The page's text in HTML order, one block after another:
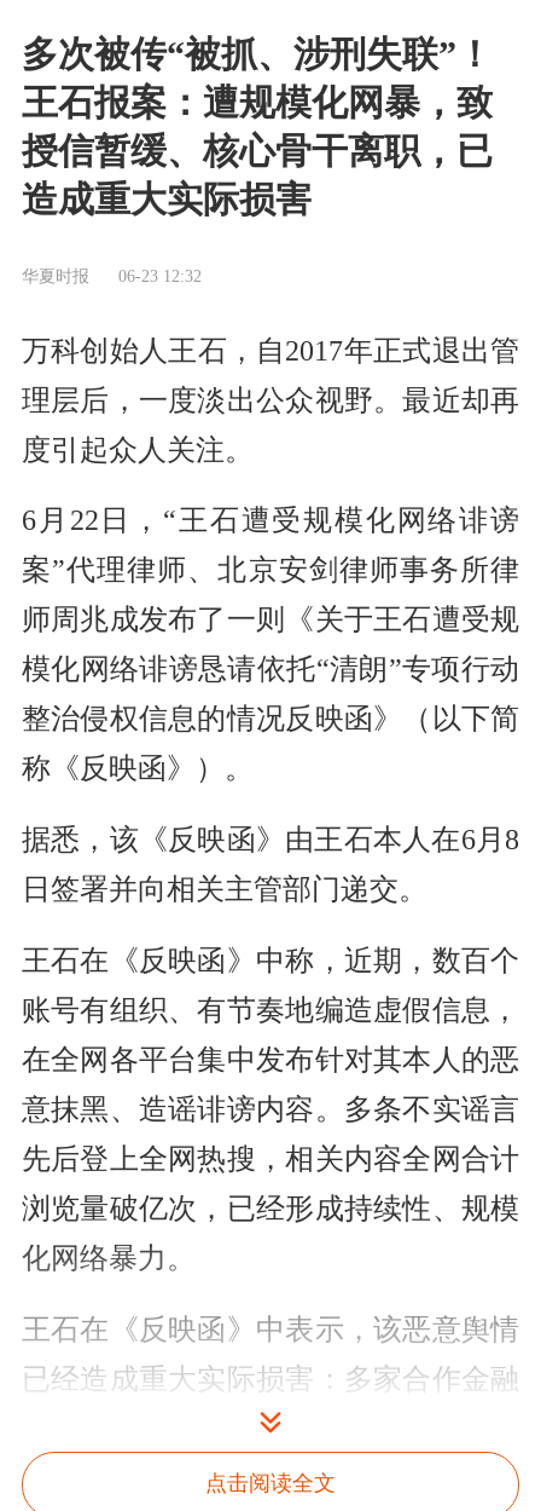
多次被传“被抓、涉刑失联”！
王石报案：遭规模化网暴，致
授信暂缓、核心骨干离职，已
造成重大实际损害
华夏时报 06-23 12:32
万科创始人王石，自2017年正式退出管
理层后，一度淡出公众视野。最近却再
度引起众人关注。
6月22日，“王石遭受规模化网络诽谤
案”代理律师、北京安剑律师事务所律
师周兆成发布了一则《关于王石遭受规
模化网络诽谤恳请依托“清朗”专项行动
整治侵权信息的情况反映函》（以下简
称《反映函》）。
据悉，该《反映函》由王石本人在6月8
日签署并向相关主管部门递交。
王石在《反映函》中称，近期，数百个
账号有组织、有节奏地编造虚假信息，
在全网各平台集中发布针对其本人的恶
意抹黑、造谣诽谤内容。多条不实谣言
先后登上全网热搜，相关内容全网合计
浏览量破亿次，已经形成持续性、规模
化网络暴力。
王石在《反映函》中表示，该恶意舆情
已经造成重大实际损害：多家合作金融
机构暂缓对本人及关联企业的授信审
批；企业多名核心骨干纷纷离职；长期
点击阅读全文